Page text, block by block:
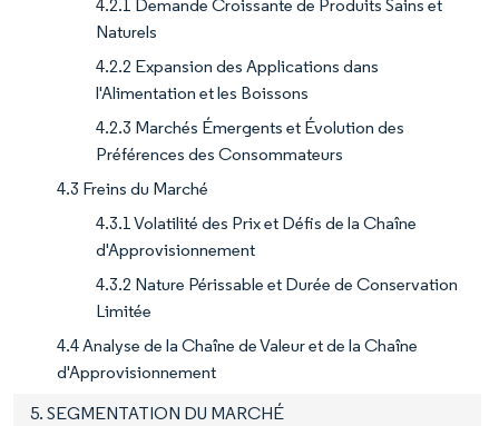
4.2.1 Demande Croissante de Produits Sains et
Naturels
4.2.2 Expansion des Applications dans
l'Alimentation et les Boissons
4.2.3 Marchés Émergents et Évolution des
Préférences des Consommateurs
4.3 Freins du Marché
4.3.1 Volatilité des Prix et Défis de la Chaîne
d'Approvisionnement
4.3.2 Nature Périssable et Durée de Conservation
Limitée
4.4 Analyse de la Chaîne de Valeur et de la Chaîne
d'Approvisionnement
5. SEGMENTATION DU MARCHÉ